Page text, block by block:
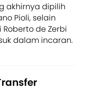
akhirnya dipilih
Pioli, selain
de Zerbi
dalam incaran.